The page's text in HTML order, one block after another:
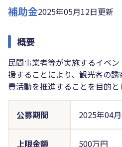
補助金2025年05月12日更新
概要
民間事業者等が実施するイベ
援することにより、観光客の
費活動を推進することを目的と
公募期間 2025年04
上限金額 500万円